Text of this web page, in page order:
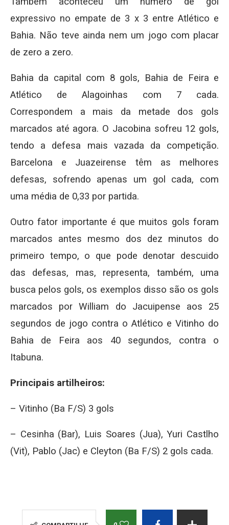
expressivo no empate de 3 x 3 entre Atlético e
Bahia. Não teve ainda nem um jogo com placar
de zero a zero.
Bahia da capital com 8 gols, Bahia de Feira e
Atlético de Alagoinhas com 7 cada.
Correspondem a mais da metade dos gols
marcados até agora. O Jacobina sofreu 12 gols,
tendo a defesa mais vazada da competição.
Barcelona e Juazeirense têm as melhores
defesas, sofrendo apenas um gol cada, com
uma média de 0,33 por partida.
Outro fator importante é que muitos gols foram
marcados antes mesmo dos dez minutos do
primeiro tempo, o que pode denotar descuido
das defesas, mas, representa, também, uma
busca pelos gols, os exemplos disso são os gols
marcados por William do Jacuipense aos 25
segundos de jogo contra o Atlético e Vitinho do
Bahia de Feira aos 40 segundos, contra o
Itabuna.
Principais artilheiros:
– Vitinho (Ba F/S) 3 gols
– Cesinha (Bar), Luis Soares (Jua), Yuri Castlho
(Vit), Pablo (Jac) e Cleyton (Ba F/S) 2 gols cada.